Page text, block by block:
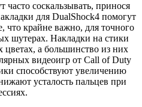
соскальзывать, принося
для DualShock4 помогут
что крайне важно, для точного
шутерах. Накладки на стики
а большинство из них
видеоигр от Call of Duty
способствуют увеличению
усталость пальцев при